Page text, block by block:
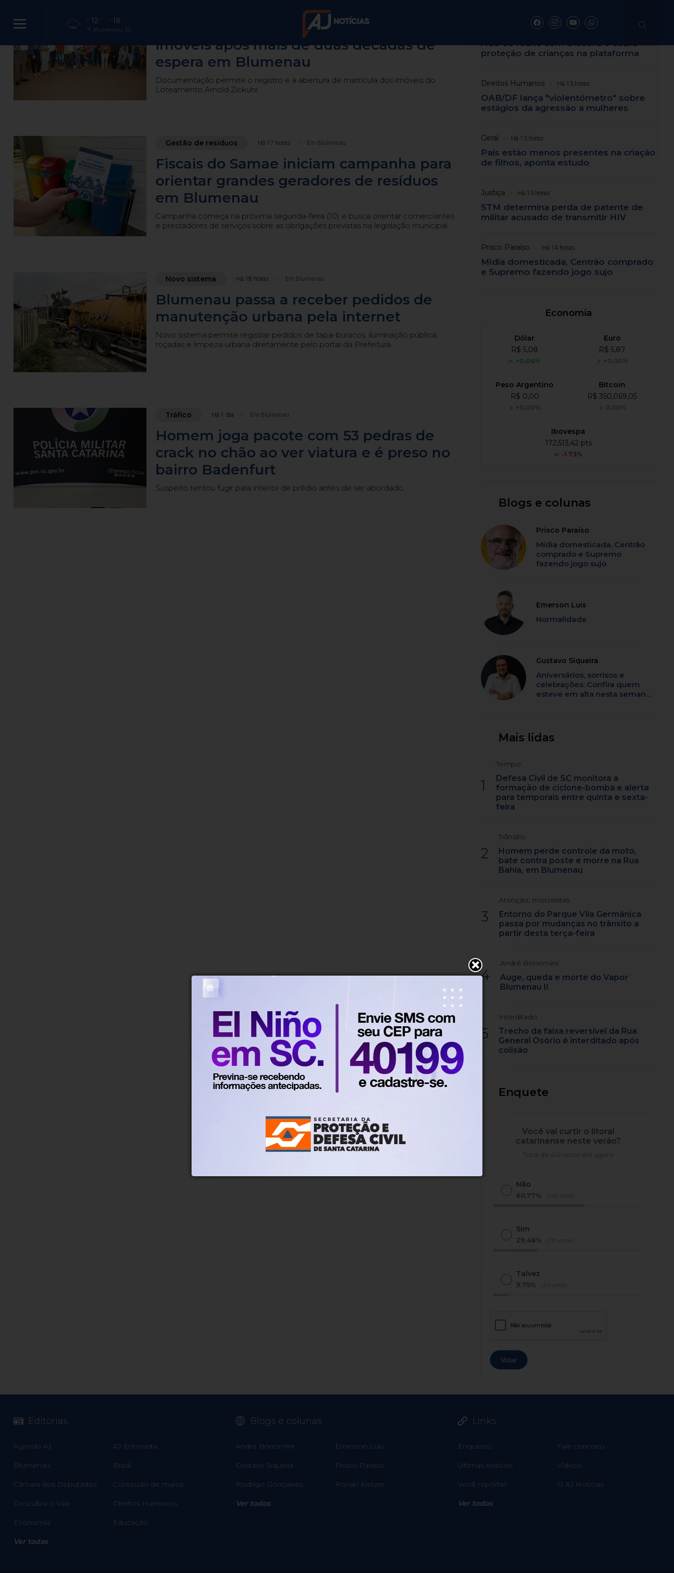
12 18
Blumenau, SC
Procissão de Corpus Christi altera trânsito no Centro
de Blumenau nesta quinta-feira
Guarda Municipal de Trânsito orientará motoristas e pedestres durante a procissão
Famílias recebem documentação de
imóveis após mais de duas décadas de
espera em Blumenau
Documentação permite o registro e a abertura de matrícula dos imóveis do
Loteamento Arnold Zickuhr.
Gestão de resíduos Há 17 horas Em Blumenau
Fiscais do Samae iniciam campanha para
orientar grandes geradores de resíduos
em Blumenau
Campanha começa na próxima segunda-feira (10) e busca orientar comerciantes
e prestadores de serviços sobre as obrigações previstas na legislação municipal.
Novo sistema Há 18 horas Em Blumenau
Blumenau passa a receber pedidos de
manutenção urbana pela internet
Novo sistema permite registrar pedidos de tapa-buracos, iluminação pública,
roçadas e limpeza urbana diretamente pelo portal da Prefeitura.
Tráfico Há 1 dia Em Blumenau
Homem joga pacote com 53 pedras de
crack no chão ao ver viatura e é preso no
bairro Badenfurt
Suspeito tentou fugir para interior de prédio antes de ser abordado.
Direitos Humanos Há 8 horas
AGU se reúne com Discord e cobra
proteção de crianças na plataforma
Direitos Humanos Há 13 horas
OAB/DF lança "violentômetro" sobre
estágios da agressão a mulheres
Geral Há 13 horas
Pais estão menos presentes na criação
de filhos, aponta estudo
Justiça Há 13 horas
STM determina perda de patente de
militar acusado de transmitir HIV
Prisco Paraíso Há 14 horas
Mídia domesticada, Centrão comprado
e Supremo fazendo jogo sujo
Economia
Dólar
R$ 5,08
+0,04%
Euro
R$ 5,87
+0,00%
Peso Argentino
R$ 0,00
+0,00%
Bitcoin
R$ 350,069,05
0,00%
Ibovespa
172,513,42 pts
-1.73%
Blogs e colunas
Prisco Paraíso
Mídia domesticada, Centrão
comprado e Supremo
fazendo jogo sujo
Emerson Luis
Normalidade
Gustavo Siqueira
Aniversários, sorrisos e
celebrações: Confira quem
esteve em alta nesta semana
Mais lidas
1
Tempo
Defesa Civil de SC monitora a
formação de ciclone-bomba e alerta
para temporais entre quinta e sexta-
feira
2
Trânsito
Homem perde controle da moto,
bate contra poste e morre na Rua
Bahia, em Blumenau
3
Atenção, motoristas
Entorno do Parque Vila Germânica
passa por mudanças no trânsito a
partir desta terça-feira
4
André Bonomini
Auge, queda e morte do Vapor
Blumenau II
5
Interditado
Trecho da faixa reversível da Rua
General Osório é interditado após
colisão
Enquete
Você vai curtir o litoral
catarinense neste verão?
Total de 441 votos até agora
Não
60,77% (268 votos)
Sim
29,48% (130 votos)
Talvez
9,75% (43 votos)
Editorias
Agenda AJ AJ Entrevista
Blumenau Brasil
Câmara dos Deputados Conteúdo de marca
Descubra o Vale Direitos Humanos
Economia Educação
Ver todas
Blogs e colunas
Andre Bonomini Emerson Luis
Gustavo Siqueira Prisco Paraíso
Rodrigo Gonçalves Ronan Kietzer
Ver todos
Links
Enquetes Fale conosco
Últimas notícias Vídeos
Você repórter O AJ Notícias
Ver todos